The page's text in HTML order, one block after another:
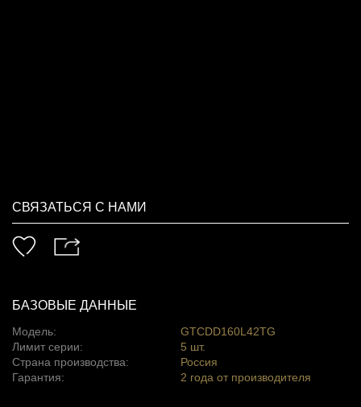
СВЯЗАТЬСЯ С НАМИ
БАЗОВЫЕ ДАННЫЕ
Модель:
GTCDD160L42TG
Лимит серии:
5 шт.
Страна производства:
Россия
Гарантия:
2 года от производителя